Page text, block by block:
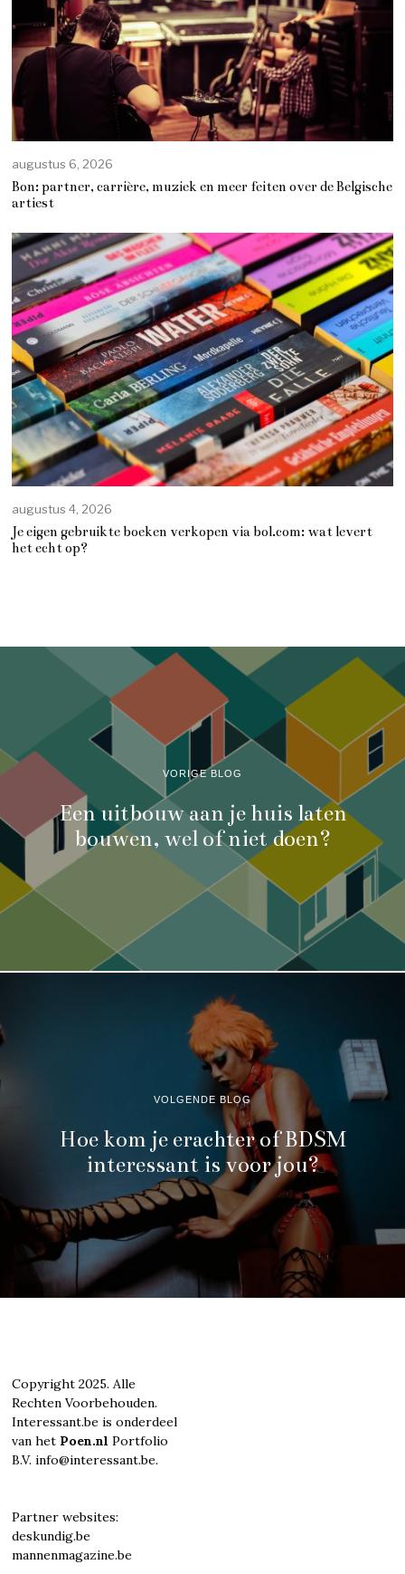
augustus 6, 2026
Bon: partner, carrière, muziek en meer feiten over de Belgische
artiest
augustus 4, 2026
Je eigen gebruikte boeken verkopen via bol.com: wat levert
het echt op?
VORIGE BLOG
Een uitbouw aan je huis laten
bouwen, wel of niet doen?
VOLGENDE BLOG
Hoe kom je erachter of BDSM
interessant is voor jou?
Copyright 2025. Alle
Rechten Voorbehouden.
Interessant.be is onderdeel
van het Poen.nl Portfolio
B.V. info@interessant.be.
Partner websites:
deskundig.be
mannenmagazine.be